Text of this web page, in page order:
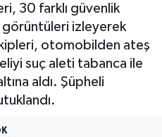
30 farklı güvenlik
görüntüleri izleyerek
otomobilden ateş
suç aleti tabanca ile
aldı. Şüpheli